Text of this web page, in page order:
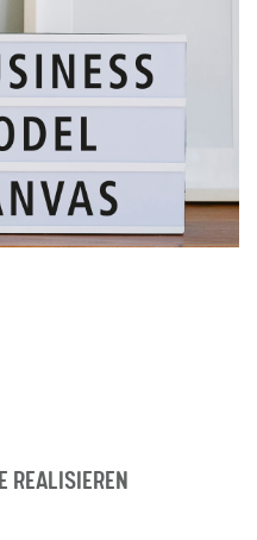
REALISIEREN